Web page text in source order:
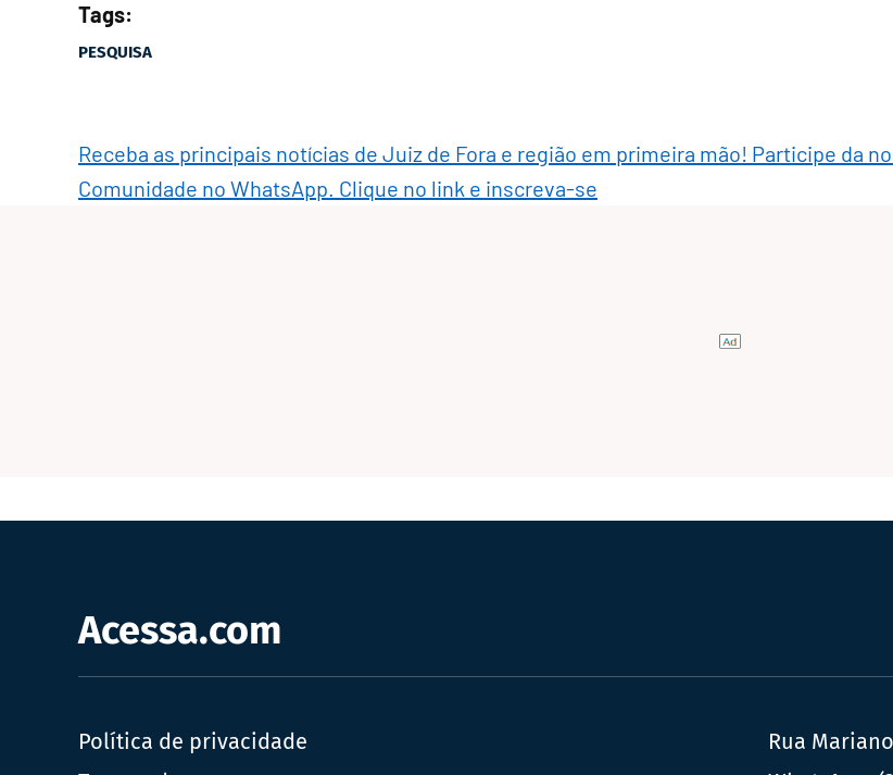
Tags:
PESQUISA
Receba as principais notícias de Juiz de Fora e região em primeira mão! Participe da
Comunidade no WhatsApp. Clique no link e inscreva-se
Acessa.com
Política de privacidade
Rua